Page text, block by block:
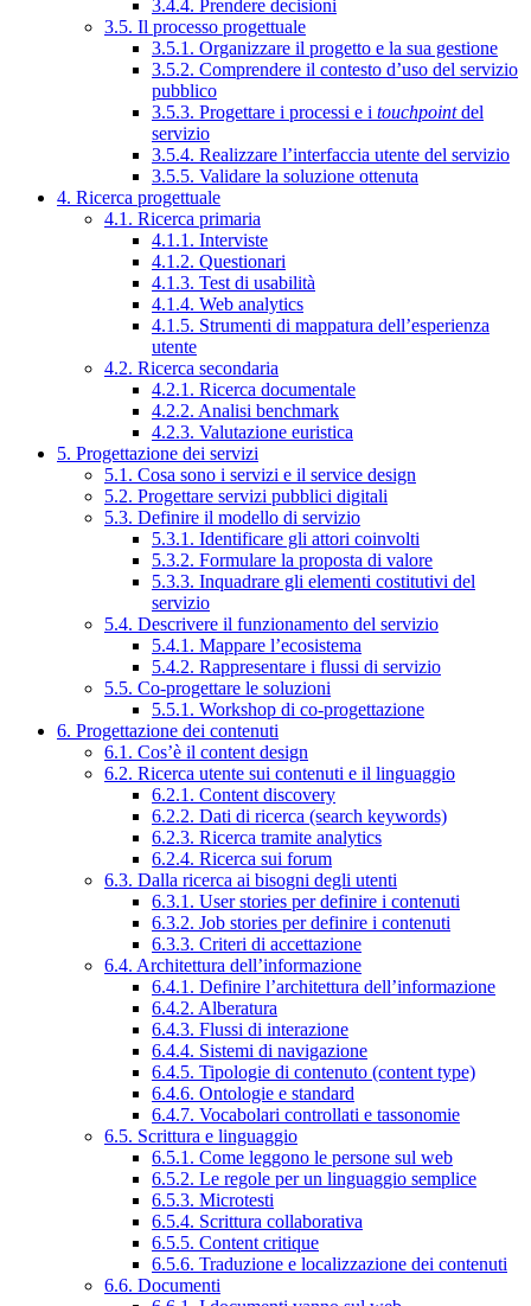
3.4.4. Prendere decisioni
3.5. Il processo progettuale
3.5.1. Organizzare il progetto e la sua gestione
3.5.2. Comprendere il contesto d’uso del servizio
pubblico
3.5.3. Progettare i processi e i touchpointdel
servizio
3.5.4. Realizzare l’interfaccia utente del servizio
3.5.5. Validare la soluzione ottenuta
4. Ricerca progettuale
4.1. Ricerca primaria
4.1.1. Interviste
4.1.2. Questionari
4.1.3. Test di usabilità
4.1.4. Web analytics
4.1.5. Strumenti di mappatura dell’esperienza
utente
4.2. Ricerca secondaria
4.2.1. Ricerca documentale
4.2.2. Analisi benchmark
4.2.3. Valutazione euristica
5. Progettazione dei servizi
5.1. Cosa sono i servizi e il service design
5.2. Progettare servizi pubblici digitali
5.3. Definire il modello di servizio
5.3.1. Identificare gli attori coinvolti
5.3.2. Formulare la proposta di valore
5.3.3. Inquadrare gli elementi costitutivi del
servizio
5.4. Descrivere il funzionamento del servizio
5.4.1. Mappare l’ecosistema
5.4.2. Rappresentare i flussi di servizio
5.5. Co-progettare le soluzioni
5.5.1. Workshop di co-progettazione
6. Progettazione dei contenuti
6.1. Cos’è il content design
6.2. Ricerca utente sui contenuti e il linguaggio
6.2.1. Content discovery
6.2.2. Dati di ricerca (search keywords)
6.2.3. Ricerca tramite analytics
6.2.4. Ricerca sui forum
6.3. Dalla ricerca ai bisogni degli utenti
6.3.1. User stories per definire i contenuti
6.3.2. Job stories per definire i contenuti
6.3.3. Criteri di accettazione
6.4. Architettura dell’informazione
6.4.1. Definire l’architettura dell’informazione
6.4.2. Alberatura
6.4.3. Flussi di interazione
6.4.4. Sistemi di navigazione
6.4.5. Tipologie di contenuto (content type)
6.4.6. Ontologie e standard
6.4.7. Vocabolari controllati e tassonomie
6.5. Scrittura e linguaggio
6.5.1. Come leggono le persone sul web
6.5.2. Le regole per un linguaggio semplice
6.5.3. Microtesti
6.5.4. Scrittura collaborativa
6.5.5. Content critique
6.5.6. Traduzione e localizzazione dei contenuti
6.6. Documenti